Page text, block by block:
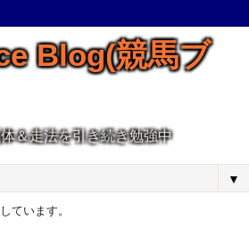
Blog(競馬ブ
＆走法を引き続き勉強中
▼
ています。